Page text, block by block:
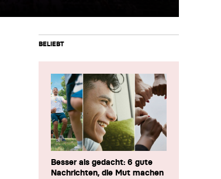
BELIEBT
Besser als gedacht: 6 gute
Nachrichten, die Mut machen